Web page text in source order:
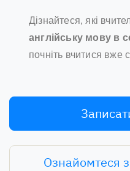
Дізнайтеся, які
англійську мову в
почніть вчитися вже
Ознайомтеся